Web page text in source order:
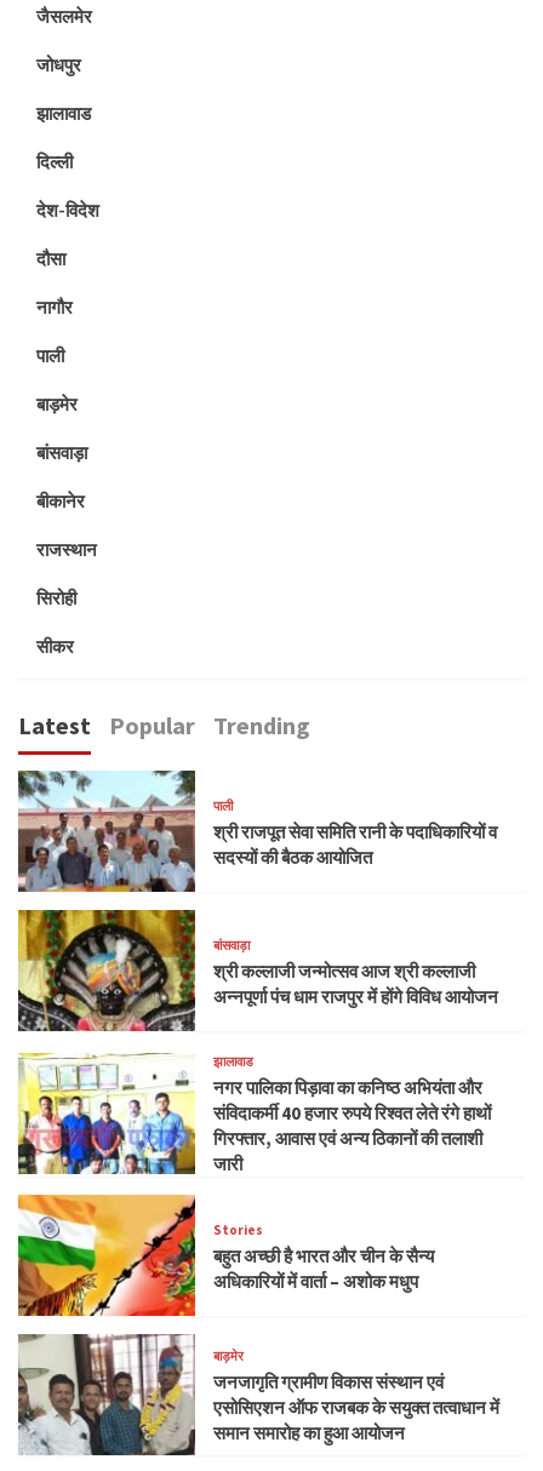
जैसलमेर
जोधपुर
झालावाड
दिल्ली
देश-विदेश
दौसा
नागौर
पाली
बाड़मेर
बांसवाड़ा
बीकानेर
राजस्थान
सिरोही
सीकर
Latest Popular Trending
पाली
श्री राजपूत सेवा समिति रानी के पदाधिकारियों व
सदस्यों की बैठक आयोजित
बांसवाड़ा
श्री कल्लाजी जन्मोत्सव आज श्री कल्लाजी
अन्नपूर्णा पंच धाम राजपुर में होंगे विविध आयोजन
झालावाड
नगर पालिका पिड़ावा का कनिष्ठ अभियंता और
संविदाकर्मी 40 हजार रुपये रिश्वत लेते रंगे हाथों
गिरफ्तार, आवास एवं अन्य ठिकानों की तलाशी
जारी
Stories
बहुत अच्छी है भारत और चीन के सैन्य
अधिकारियों में वार्ता – अशोक मधुप
बाड़मेर
जनजागृति ग्रामीण विकास संस्थान एवं
एसोसिएशन ऑफ राजबक के सयुक्त तत्वाधान में
समान समारोह का हुआ आयोजन